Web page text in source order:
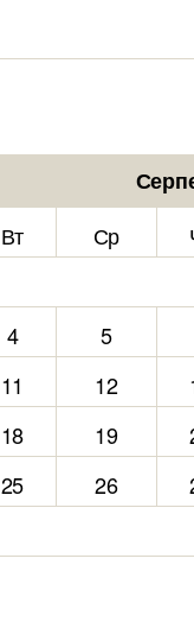
Вт Ср
4 5
11 12
18 19
25 26